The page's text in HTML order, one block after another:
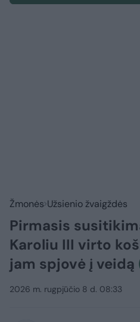
Žmonės Užsienio žvaigždės
Pirmasis
Karoliu III virto
jam spjovė į veidą
2026 m. rugpjūčio 8 d. 08:33